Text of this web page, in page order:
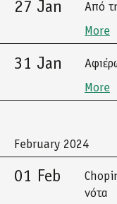
27 Jan
Από
More
31 Jan
More
February 2024
01 Feb
νότα